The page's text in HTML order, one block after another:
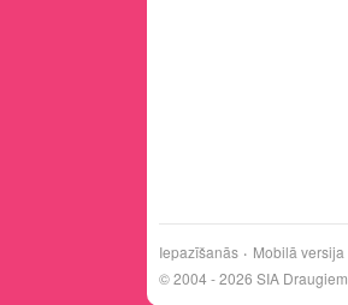
Iepazīšanās Mobilā versija
© 2004 - 2026 SIA Draugiem